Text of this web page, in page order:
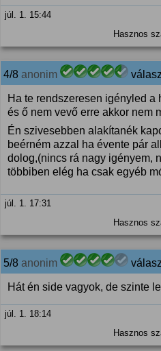
júl. 1. 15:44
Hasznos
4/8 anonim
Ha te rendszeresen igényled a
és ő nem vevő erre akkor nem
Én szivesebben alakítanék
beérném azzal ha évente pár
dolog,(nincs rá nagy igényem,
többiben elég ha csak egyéb
júl. 1. 17:31
Hasznos
5/8 anonim
Hát én side vagyok, de szinte
júl. 1. 18:14
Hasznos